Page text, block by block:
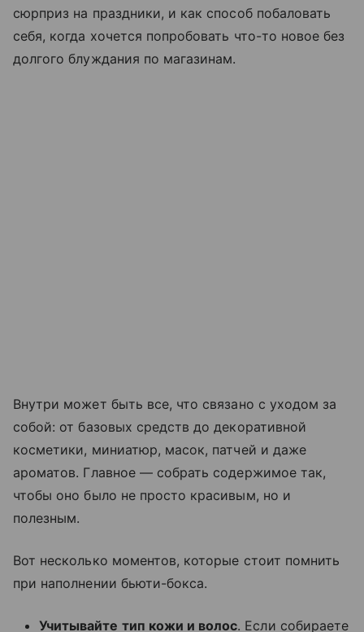
сюрприз на праздники, и как способ побаловать
себя, когда хочется попробовать что-то новое без
долгого блуждания по магазинам.
Внутри может быть все, что связано с уходом за
собой: от базовых средств до декоративной
косметики, миниатюр, масок, патчей и даже
ароматов. Главное — собрать содержимое так,
чтобы оно было не просто красивым, но и
полезным.
Вот несколько моментов, которые стоит помнить
при наполнении бьюти-бокса.
Учитывайте тип кожи и волос. Если собираете